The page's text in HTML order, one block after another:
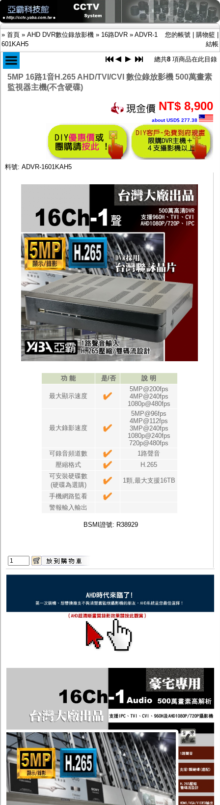
» 首頁 » AHD DVR數位錄放影機 » 16路DVR » ADVR-1
601KAH5
您的帳號 購物籃
結帳
商品目錄
限時促銷特惠專案
32路DVR
AHD半球型(適用屋內)
AHD中小型紅外線攝影機(適用騎樓、室內外)
距離遠）
傳統高解析攝影機
投光設備
防護罩及支架
多路攝影機單軸傳輸
監聽器.麥克風
網路設備
視訊轉換設備
雙絞線傳輸器
雜訊改善器
分配放大器
網路線用水晶頭
網路線
懶人線.同軸線.花線
線頭.插座.延長線.HDMI線
集線盒.防水盒.配線盒
偽裝嚇阻假監視器. 警示防盜貼紙
行車紀錄器.車用插座配件
電腦工業機殼
總共8 項商品在此目錄
5MP 16路1音H.265 AHD/TVI/CVI 數位錄放影機 500萬畫素
監視器主機(不含硬碟)
NT$ 8,900
about USD$ 277.38
料號: ADVR-1601KAH5
功 能 是/否 說 明
最大顯示速度
5MP@200fps
4MP@240fps
1080p@480fps
最大錄影速度
5MP@96fps
4MP@112fps
3MP@240fps
1080p@240fps
720p@480fps
可錄音頻道數
1路聲音
壓縮格式
H.265
可安裝硬碟數
(硬碟為選購)
1顆,最大支援16TB
手機網路監看
警報輸入輸出
BSMI 證號: R38929